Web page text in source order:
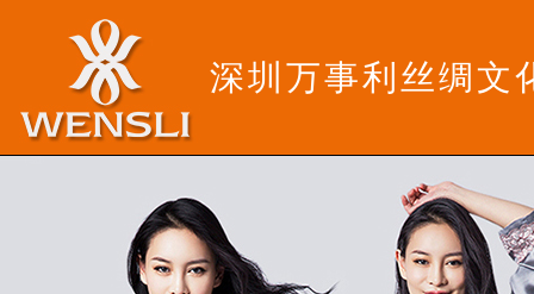
深圳万事利丝绸文